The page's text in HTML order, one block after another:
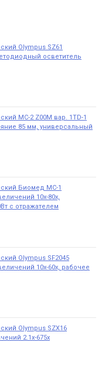
Olympus SZ61
осветитель
MC-2 Z00M вар. 1TD-1
85 мм, универсальный
Биомед МС-1
10х-80х,
с отражателем
Olympus SF2045
10х-60х, рабочее
Olympus SZX16
2.1х-675х